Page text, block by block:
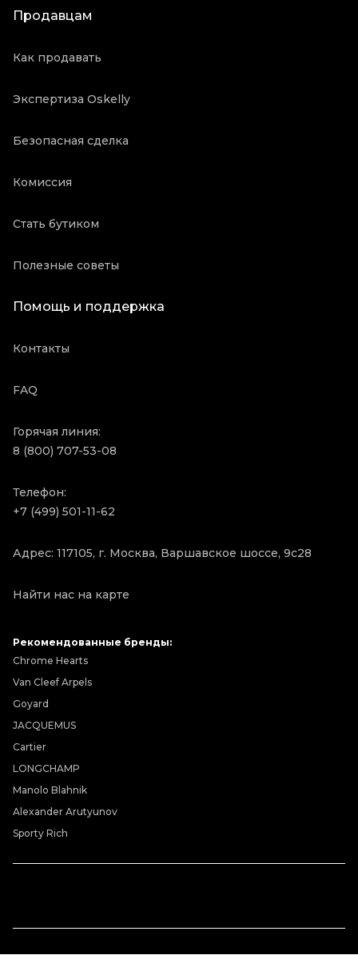
Продавцам
Как продавать
Экспертиза Oskelly
Безопасная сделка
Комиссия
Стать бутиком
Полезные советы
Помощь и поддержка
Контакты
FAQ
Горячая линия:
8 (800) 707-53-08
Телефон:
+7 (499) 501-11-62
Адрес: 117105, г. Москва, Варшавское шоссе, 9с28
Найти нас на карте
Рекомендованные бренды:
Chrome Hearts
Van Cleef Arpels
Goyard
JACQUEMUS
Cartier
LONGCHAMP
Manolo Blahnik
Alexander Arutyunov
Sporty Rich